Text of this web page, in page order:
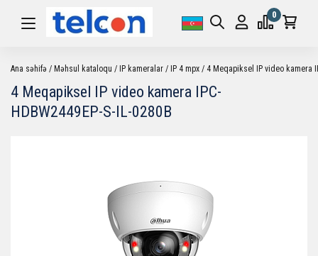
0
Ana səhifə Məhsul kataloqu IP kameralar IP 4 mpx 4 Meqapiksel IP video kamera
4 Meqapiksel IP video kamera IPC-
HDBW2449EP-S-IL-0280B